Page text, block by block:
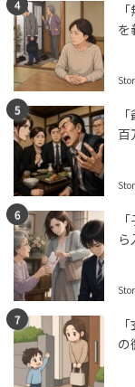
を
百
の